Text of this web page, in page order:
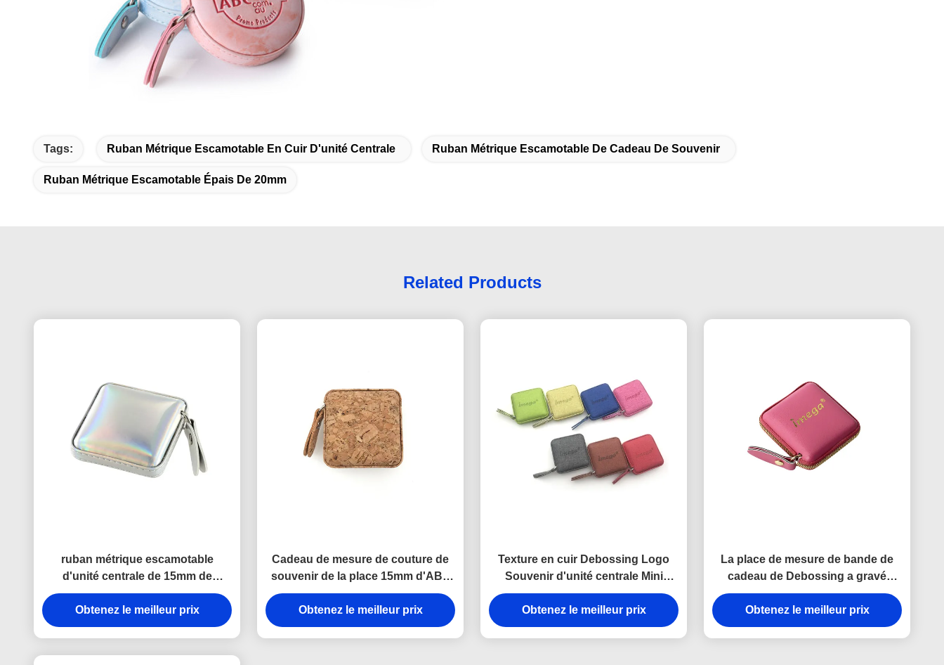
Tags: Ruban Métrique Escamotable En Cuir D'unité Centrale Ruban Métrique Escamotable De Cadeau De Souvenir
Ruban Métrique Escamotable Épais De 20mm
Related Products
ruban métrique escamotable
d'unité centrale de 15mm de
cadeau en cuir Jelly Color de
souvenir
Obtenez le meilleur prix
Cadeau de mesure de couture de
souvenir de la place 15mm d'ABS
d'unité centrale de bande d'Imega
Obtenez le meilleur prix
Texture en cuir Debossing Logo
Souvenir d'unité centrale Mini
Retractable Tape Measure Fabric
d'ABS
Obtenez le meilleur prix
La place de mesure de bande de
cadeau de Debossing a gravé
l'unité centrale en refief d'ABS de
logo
Obtenez le meilleur prix